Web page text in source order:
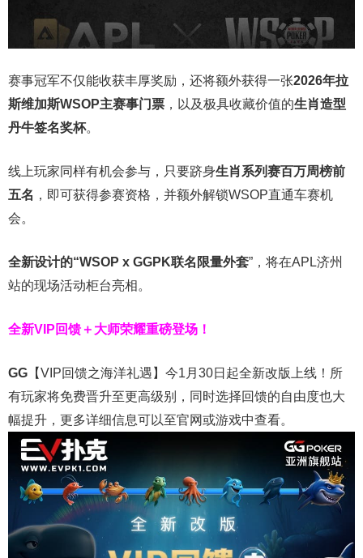
赛事冠军不仅能收获丰厚奖励，还将额外获得一张2026年拉
斯维加斯WSOP主赛事门票 ，以及极具收藏价值的生肖造型
丹牛签名奖杯。
线上玩家同样有机会参与，只要跻身生肖系列赛百万周榜前
五名 ，即可获得参赛资格，并额外解锁WSOP直通车赛机
会。
全新设计的“WSOP x GGPK联名限量外套”，将在APL济州
站的现场活动柜台亮相。
全新VIP回馈＋大师荣耀重磅登场！
GG 【VIP回馈之海洋礼遇】今1月30日起全新改版上线！所
有玩家将免费晋升至更高级别，同时选择回馈的自由度也大
幅提升，更多详细信息可以至官网或游戏中查看。